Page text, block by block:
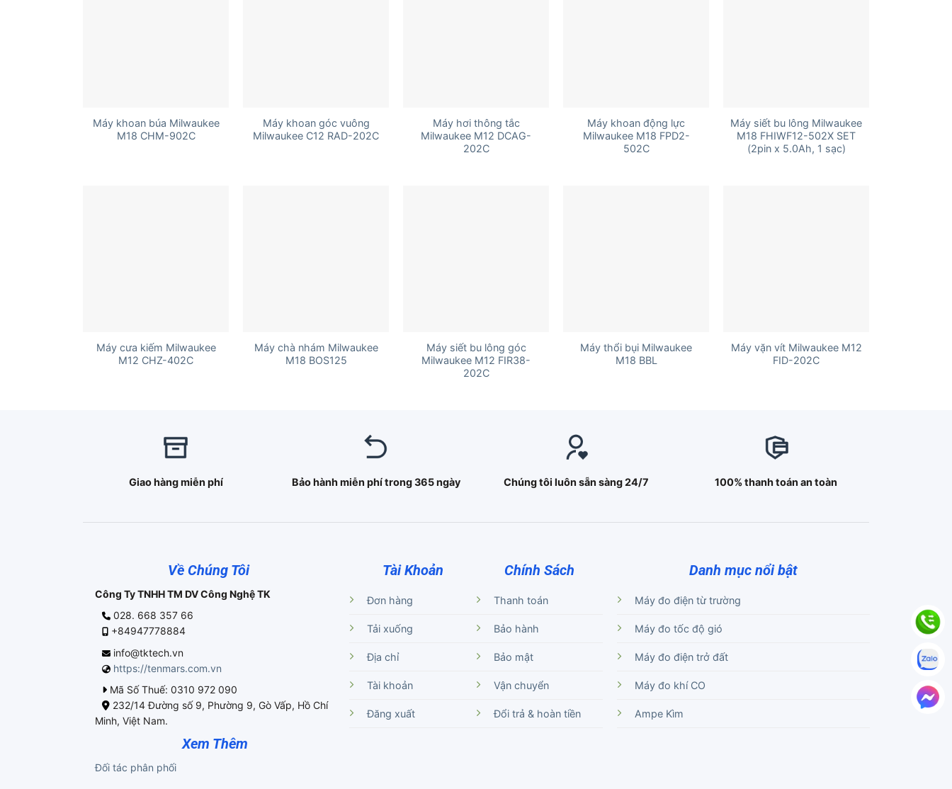
Máy khoan búa Milwaukee
M18 CHM-902C
Máy khoan góc vuông
Milwaukee C12 RAD-202C
Máy hơi thông tắc
Milwaukee M12 DCAG-
202C
Máy khoan động lực
Milwaukee M18 FPD2-
502C
Máy siết bu lông Milwaukee
M18 FHIWF12-502X SET
(2pin x 5.0Ah, 1 sạc)
Máy cưa kiếm Milwaukee
M12 CHZ-402C
Máy chà nhám Milwaukee
M18 BOS125
Máy siết bu lông góc
Milwaukee M12 FIR38-
202C
Máy thổi bụi Milwaukee
M18 BBL
Máy vặn vít Milwaukee M12
FID-202C
Giao hàng miễn phí Bảo hành miễn phí trong 365 ngày Chúng tôi luôn sẵn sàng 24/7 100% thanh toán an toàn
Về Chúng Tôi
Công Ty TNHH TM DV Công Nghệ TK
028. 668 357 66
+84947778884
info@tktech.vn
https://tenmars.com.vn
Mã Số Thuế: 0310 972 090
232/14 Đường số 9, Phường 9, Gò Vấp, Hồ Chí
Minh, Việt Nam.
Xem Thêm
Đối tác phân phối
Tài Khoản
Đơn hàng
Tải xuống
Địa chỉ
Tài khoản
Đăng xuất
Chính Sách
Thanh toán
Bảo hành
Bảo mật
Vận chuyển
Đổi trả & hoàn tiền
Danh mục nổi bật
Máy đo điện từ trường
Máy đo tốc độ gió
Máy đo điện trở đất
Máy đo khí CO
Ampe Kìm